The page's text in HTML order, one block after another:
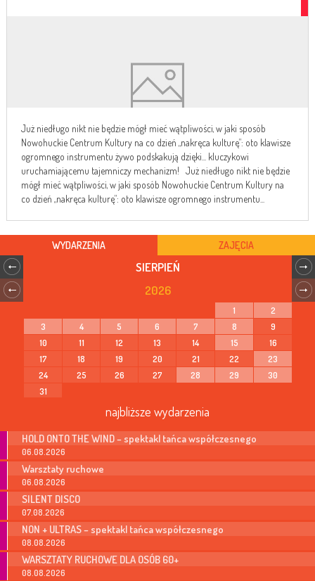
Już niedługo nikt nie będzie mógł mieć wątpliwości, w jaki sposób
Nowohuckie Centrum Kultury na co dzień „nakręca kulturę”: oto klawisze
ogromnego instrumentu żywo podskakują dzięki... kluczykowi
uruchamiającemu tajemniczy mechanizm! Już niedługo nikt nie będzie
mógł mieć wątpliwości, w jaki sposób Nowohuckie Centrum Kultury na
co dzień „nakręca kulturę”: oto klawisze ogromnego instrumentu...
WYDARZENIA ZAJĘCIA
SIERPIEŃ
2026
1
2
3
4 5 6 7 8
9
10
11 12 13 14 15
16
17
18 19 20 21 22
23
24
25 26 27 28 29
30
31
najbliższe wydarzenia
HOLD ONTO THE WIND – spektakl tańca współczesnego
06.08.2026
Warsztaty ruchowe
06.08.2026
SILENT DISCO
07.08.2026
NON + ULTRAS – spektakl tańca współczesnego
08.08.2026
WARSZTATY RUCHOWE DLA OSÓB 60+
08.08.2026